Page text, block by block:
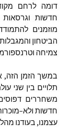
דומה לרחם
חדשות
מוזמנים
הביטחון
צמיחה
במשך הזמן הזה,
תלויים בין שני
משחררים
חדשות ולא–
עצמנו,בעודנו